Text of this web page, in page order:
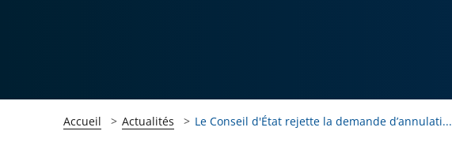
Accueil Actualités Le Conseil d'État rejette la demande d’annulati...